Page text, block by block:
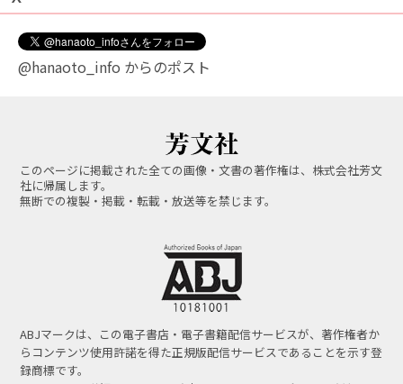
@hanaoto_info からのポスト
このページに掲載された全ての画像・文書の著作権は、株式会社芳文
社に帰属します。
無断での複製・掲載・転載・放送等を禁じます。
ABJマークは、この電子書店・電子書籍配信サービスが、著作権者か
らコンテンツ使用許諾を得た正規版配信サービスであることを示す登
録商標です。